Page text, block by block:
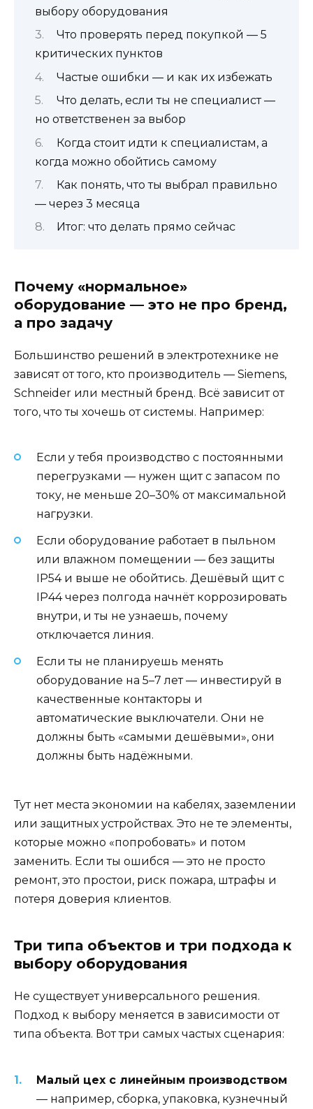
выбору оборудования
Что проверять перед покупкой — 5
критических пунктов
Частые ошибки — и как их избежать
Что делать, если ты не специалист —
но ответственен за выбор
Когда стоит идти к специалистам, а
когда можно обойтись самому
Как понять, что ты выбрал правильно
— через 3 месяца
Итог: что делать прямо сейчас
Почему «нормальное»
оборудование — это не про бренд,
а про задачу
Большинство решений в электротехнике не
зависят от того, кто производитель — Siemens,
Schneider или местный бренд. Всё зависит от
того, что ты хочешь от системы. Например:
Если у тебя производство с постоянными
перегрузками — нужен щит с запасом по
току, не меньше 20–30% от максимальной
нагрузки.
Если оборудование работает в пыльном
или влажном помещении — без защиты
IP54 и выше не обойтись. Дешёвый щит с
IP44 через полгода начнёт коррозировать
внутри, и ты не узнаешь, почему
отключается линия.
Если ты не планируешь менять
оборудование на 5–7 лет — инвестируй в
качественные контакторы и
автоматические выключатели. Они не
должны быть «самыми дешёвыми», они
должны быть надёжными.
Тут нет места экономии на кабелях, заземлении
или защитных устройствах. Это не те элементы,
которые можно «попробовать» и потом
заменить. Если ты ошибся — это не просто
ремонт, это простои, риск пожара, штрафы и
потеря доверия клиентов.
Три типа объектов и три подхода к
выбору оборудования
Не существует универсального решения.
Подход к выбору меняется в зависимости от
типа объекта. Вот три самых частых сценария:
Малый цех с линейным производством
— например, сборка, упаковка, кузнечный